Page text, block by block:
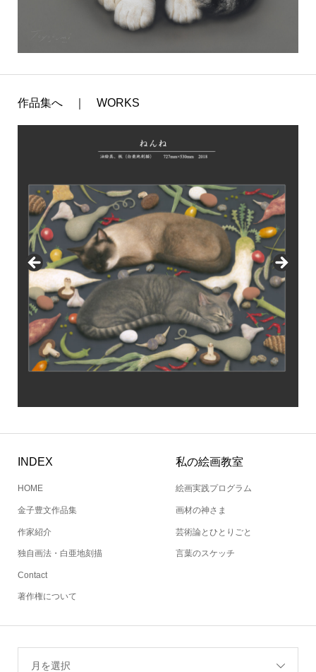
作品集へ ｜ WORKS
INDEX
HOME
金子豊文作品集
作家紹介
独自画法・白亜地刻描
Contact
著作権について
私の絵画教室
絵画実践プログラム
画材の神さま
芸術論とひとりごと
言葉のスケッチ
月を選択